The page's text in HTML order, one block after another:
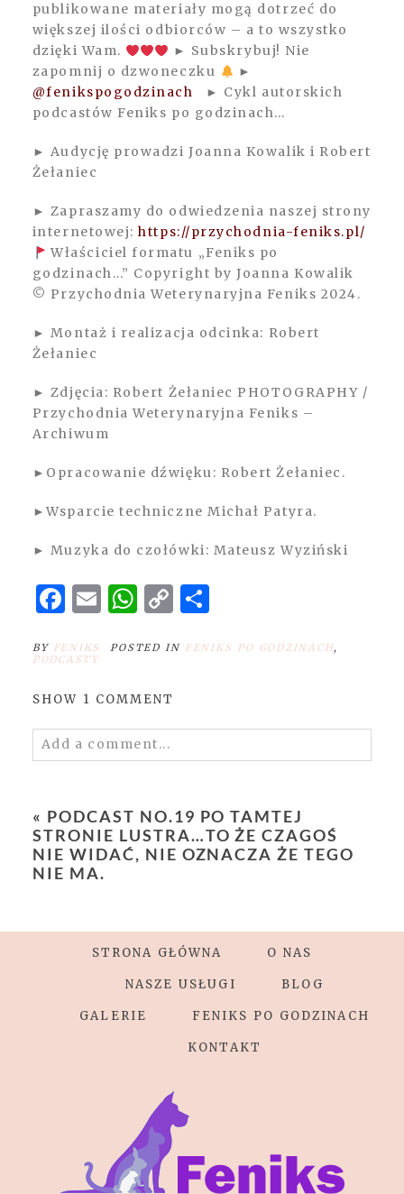
publikowane materiały mogą dotrzeć do
większej ilości odbiorców – a to wszystko
dzięki Wam.
► Subskrybuj! Nie
zapomnij o dzwoneczku
►
@fenikspogodzinach
► Cykl autorskich
podcastów Feniks po godzinach…
► Audycję prowadzi Joanna Kowalik i Robert
Żełaniec
► Zapraszamy do odwiedzenia naszej strony
internetowej:https://przychodnia-feniks.pl/
Właściciel formatu „Feniks po
godzinach…” Copyright by Joanna Kowalik
© Przychodnia Weterynaryjna Feniks 2024.
► Montaż i realizacja odcinka: Robert
Żełaniec
► Zdjęcia: Robert Żełaniec PHOTOGRAPHY /
Przychodnia Weterynaryjna Feniks –
Archiwum
►Opracowanie dźwięku: Robert Żełaniec.
►Wsparcie techniczne Michał Patyra.
► Muzyka do czołówki: Mateusz Wyziński
Facebook
Email
WhatsApp
Copy
Link
Share
BY FENIKS POSTED IN FENIKS PO GODZINACH,
PODCASTY
SHOW 1 COMMENT
Add a comment...
POST COMMENT
« PODCAST NO.19 PO TAMTEJ
STRONIE LUSTRA…TO ŻE CZAGOŚ
NIE WIDAĆ, NIE OZNACZA ŻE TEGO
NIE MA.
STRONA GŁÓWNA O NAS
NASZE USŁUGI BLOG
GALERIE FENIKS PO GODZINACH
KONTAKT